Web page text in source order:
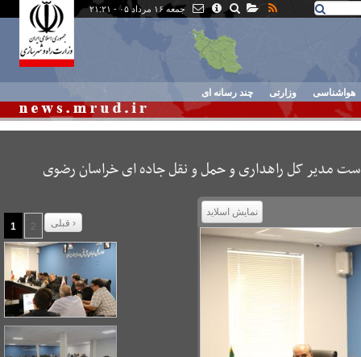
جمعه ۱۶ مرداد ۰۵ - ۲۱:۲۱
هواشناسی وزارتی چند رسانه ای
مدیر کل راهداری و حمل و نقل جاده ای خراسان رضوی
نمایش اسلاید
1 2 قبلی ›